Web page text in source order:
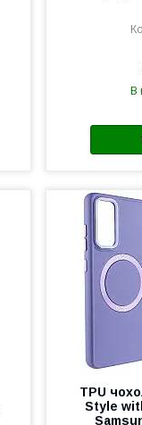
В
TPU
Style